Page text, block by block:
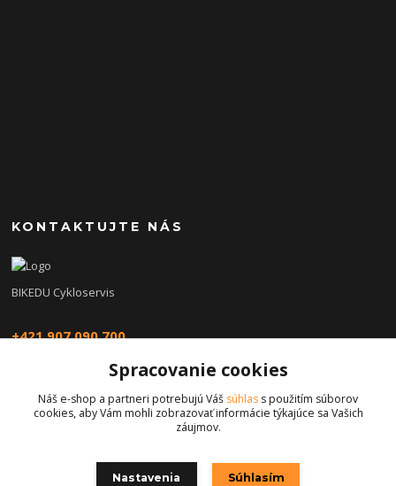
KONTAKTUJTE NÁS
BIKEDU Cykloservis
+421 907 090 700
eshop@bikedu.sk
Spracovanie cookies
Náš e-shop a partneri potrebujú Váš súhlas s použitím súborov
cookies, aby Vám mohli zobrazovať informácie týkajúce sa Vašich
záujmov.
Nastavenia Súhlasím